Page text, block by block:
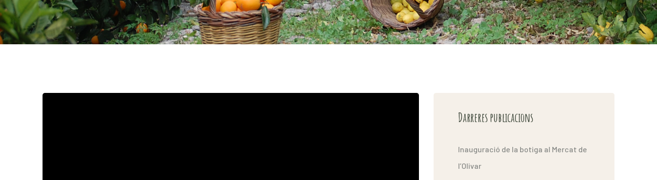
Darreres publicacions
Inauguració de la botiga al Mercat de
l’Olivar